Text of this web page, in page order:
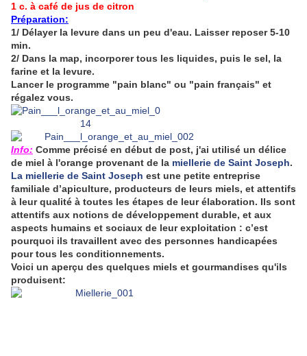
1 c. à café de jus de citron
Préparation:
1/ Délayer la levure dans un peu d'eau. Laisser reposer 5-10
min.
2/ Dans la map, incorporer tous les liquides, puis le sel, la
farine et la levure.
Lancer le programme "pain blanc" ou "pain français" et
régalez vous.
Info: Comme précisé en début de post, j'ai utilisé un délice
de miel à l'orange provenant de la miellerie de Saint Joseph.
La miellerie de Saint Joseph est une petite entreprise
familiale d’apiculture, producteurs de leurs miels, et attentifs
à leur qualité à toutes les étapes de leur élaboration. Ils sont
attentifs aux notions de développement durable, et aux
aspects humains et sociaux de leur exploitation : c’est
pourquoi ils travaillent avec des personnes handicapées
pour tous les conditionnements.
Voici un aperçu des quelques miels et gourmandises qu'ils
produisent: